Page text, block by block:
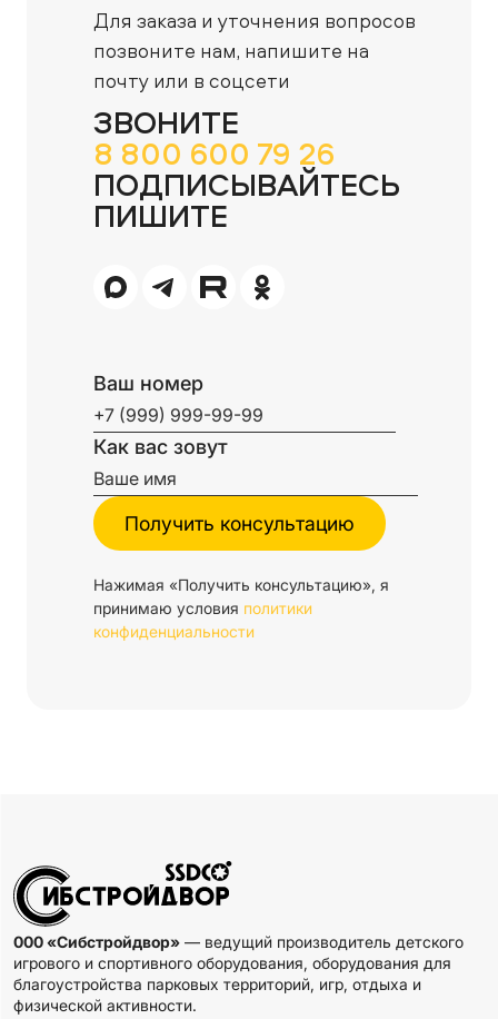
Для заказа и уточнения вопросов
позвоните нам, напишите на
почту или в соцсети
ЗВОНИТЕ
8 800 600 79 26
ПОДПИСЫВАЙТЕСЬ
ПИШИТЕ
Ваш номер
Как вас зовут
Нажимая «Получить консультацию», я
принимаю условия политики
конфиденциальности
000 «Сибстройдвор» — ведущий производитель детского
игрового и спортивного оборудования, оборудования для
благоустройства парковых территорий, игр, отдыха и
физической активности.